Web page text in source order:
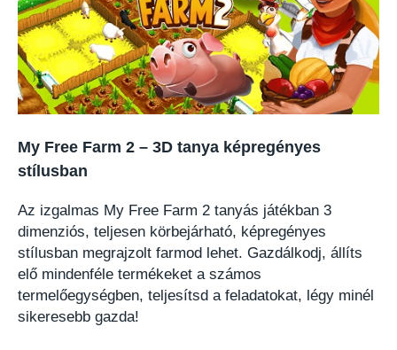
My Free Farm 2 – 3D tanya képregényes
stílusban
Az izgalmas My Free Farm 2 tanyás játékban 3
dimenziós, teljesen körbejárható, képregényes
stílusban megrajzolt farmod lehet. Gazdálkodj, állíts
elő mindenféle termékeket a számos
termelőegységben, teljesítsd a feladatokat, légy minél
sikeresebb gazda!